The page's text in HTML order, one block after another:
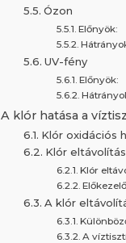
Ózon
Előnyök:
UV-fény
Előnyök:
A klór hatása a
Klór oxidációs
Klór
Klór
A klór
A